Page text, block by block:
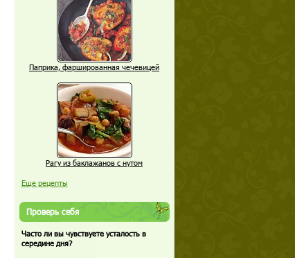
Паприка, фаршированная чечевицей
Рагу из баклажанов с нутом
Еще рецепты
Проверь себя
Часто ли вы чувствуете усталость в
середине дня?